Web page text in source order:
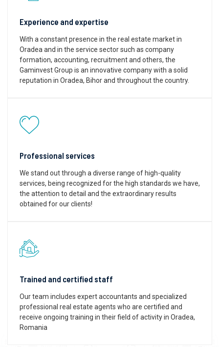
Experience and expertise
With a constant presence in the real estate market in
Oradea and in the service sector such as company
formation, accounting, recruitment and others, the
Gaminvest Group is an innovative company with a solid
reputation in Oradea, Bihor and throughout the country.
Professional services
We stand out through a diverse range of high-quality
services, being recognized for the high standards we have,
the attention to detail and the extraordinary results
obtained for our clients!
Trained and certified staff
Our team includes expert accountants and specialized
professional real estate agents who are certified and
receive ongoing training in their field of activity in Oradea,
Romania